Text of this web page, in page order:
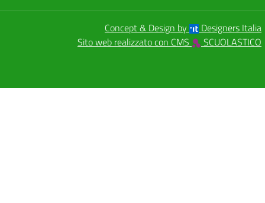
Concept & Design by
Designers Italia
Sito web realizzato con CMS
SCUOLASTICO